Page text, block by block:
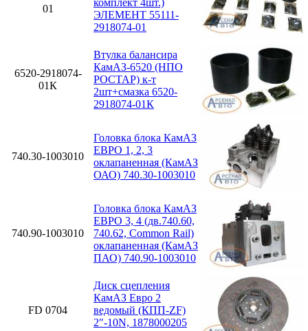
01
ЭЛЕМЕНТ 55111-
2918074-01
6520-2918074-
01К
Втулка балансира
КамАЗ-6520 (НПО
РОСТАР) к-т
2шт+смазка 6520-
2918074-01К
740.30-1003010
Головка блока КамАЗ
ЕВРО 1, 2, 3
оклапаненная (КамАЗ
ОАО) 740.30-1003010
740.90-1003010
Головка блока КамАЗ
ЕВРО 3, 4 (дв.740.60,
740.62, Common Rail)
оклапаненная (КамАЗ
ПАО) 740.90-1003010
FD 0704
Диск сцепления
КамАЗ Евро 2
ведомый (КПП-ZF)
2″-10N, 1878000205